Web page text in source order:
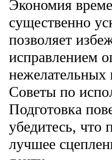
Экономия
существенно
позволяет
исправлением
нежелательных
Советы по
Подготовка
убедитесь, что
лучшее